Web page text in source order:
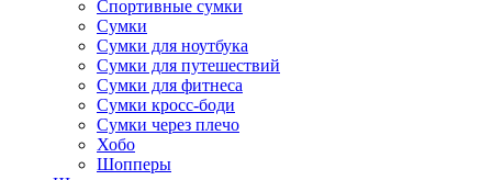
Спортивные сумки
Сумки
Сумки для ноутбука
Сумки для путешествий
Сумки для фитнеса
Сумки кросс-боди
Сумки через плечо
Хобо
Шопперы